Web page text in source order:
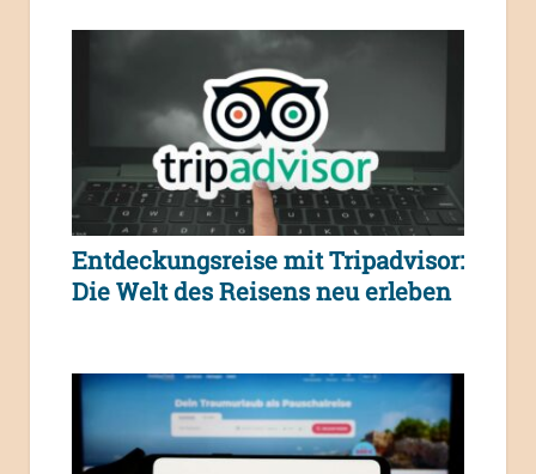
Entdeckungsreise mit Tripadvisor:
Die Welt des Reisens neu erleben